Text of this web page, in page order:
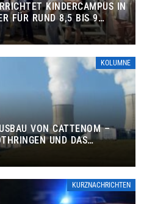
KINDERCAMPUS IN
FÜR RUND 8,5 BIS 9
KOLUMNE
VON CATTENOM –
UND DAS
KURZNACHRICHTEN